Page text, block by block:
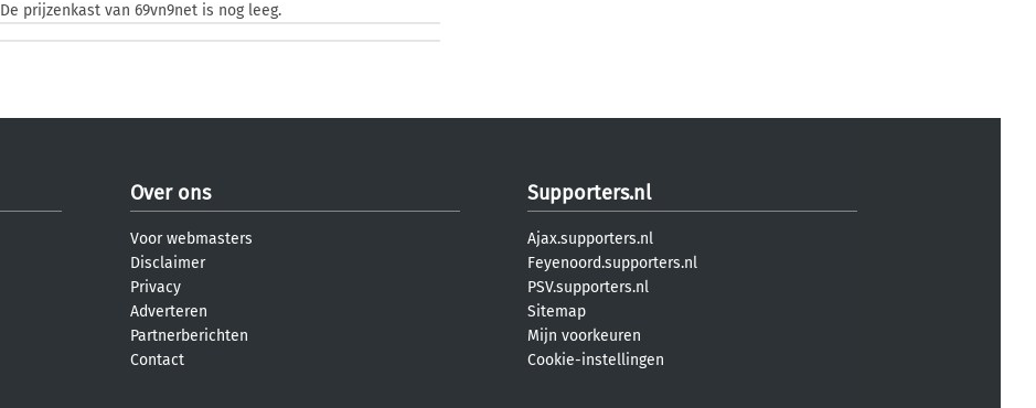
De prijzenkast van 69vn9net is nog leeg.
Over ons
Voor webmasters
Disclaimer
Privacy
Adverteren
Partnerberichten
Contact
Supporters.nl
Ajax.supporters.nl
Feyenoord.supporters.nl
PSV.supporters.nl
Sitemap
Mijn voorkeuren
Cookie-instellingen